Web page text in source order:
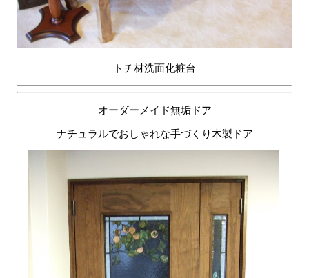
トチ材洗面化粧台
オーダーメイド無垢ドア
ナチュラルでおしゃれな手づくり木製ドア